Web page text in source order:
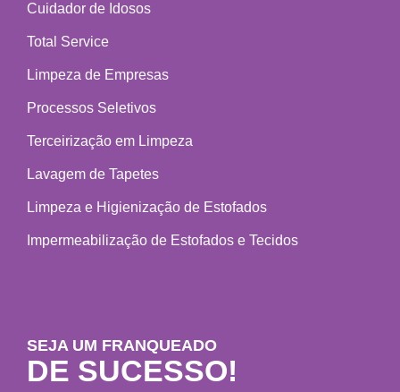
Cuidador de Idosos
Total Service
Limpeza de Empresas
Processos Seletivos
Terceirização em Limpeza
Lavagem de Tapetes
Limpeza e Higienização de Estofados
Impermeabilização de Estofados e Tecidos
SEJA UM FRANQUEADO
DE SUCESSO!